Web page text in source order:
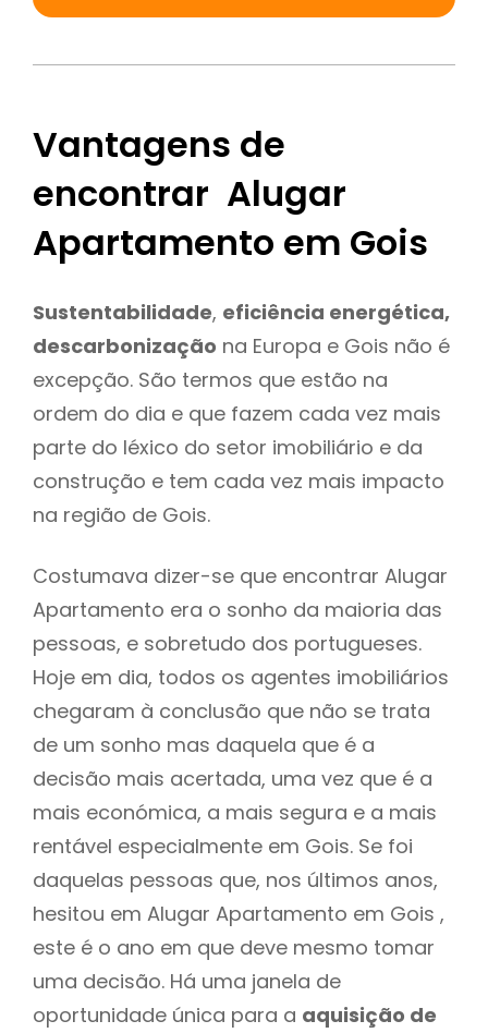
Vantagens de
encontrar Alugar
Apartamento em Gois
Sustentabilidade, eficiência energética,
descarbonização na Europa e Gois não é
excepção. São termos que estão na
ordem do dia e que fazem cada vez mais
parte do léxico do setor imobiliário e da
construção e tem cada vez mais impacto
na região de Gois.
Costumava dizer-se que encontrar Alugar
Apartamento era o sonho da maioria das
pessoas, e sobretudo dos portugueses.
Hoje em dia, todos os agentes imobiliários
chegaram à conclusão que não se trata
de um sonho mas daquela que é a
decisão mais acertada, uma vez que é a
mais económica, a mais segura e a mais
rentável especialmente em Gois. Se foi
daquelas pessoas que, nos últimos anos,
hesitou em Alugar Apartamento em Gois ,
este é o ano em que deve mesmo tomar
uma decisão. Há uma janela de
oportunidade única para a aquisição de